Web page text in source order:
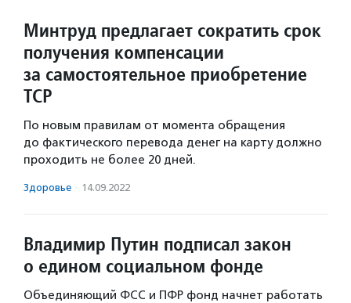
Минтруд предлагает сократить срок
получения компенсации
за самостоятельное приобретение
ТСР
По новым правилам от момента обращения
до фактического перевода денег на карту должно
проходить не более 20 дней.
Здоровье · 14.09.2022
Владимир Путин подписал закон
о едином социальном фонде
Объединяющий ФСС и ПФР фонд начнет работать